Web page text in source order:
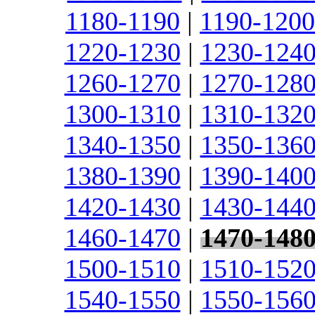
1180-1190 | 1190-1200
1220-1230 | 1230-
1260-1270 | 1270-
1300-1310 | 1310-
1340-1350 | 1350-
1380-1390 | 1390-
1420-1430 | 1430-
1460-1470 | 1470-
1500-1510 | 1510-
1540-1550 | 1550-